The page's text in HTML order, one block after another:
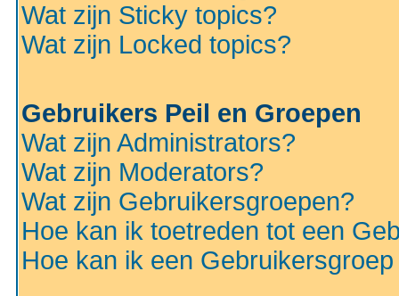
Wat zijn Sticky topics?
Wat zijn Locked topics?
Gebruikers Peil en Groepen
Wat zijn Administrators?
Wat zijn Moderators?
Wat zijn Gebruikersgroepen?
Hoe kan ik toetreden tot een
Hoe kan ik een